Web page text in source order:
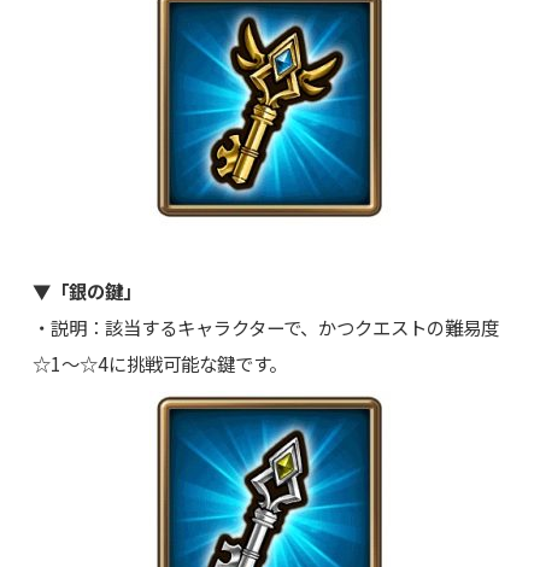
▼「銀の鍵」
・説明：該当するキャラクターで、かつクエストの難易度
☆1～☆4に挑戦可能な鍵です。